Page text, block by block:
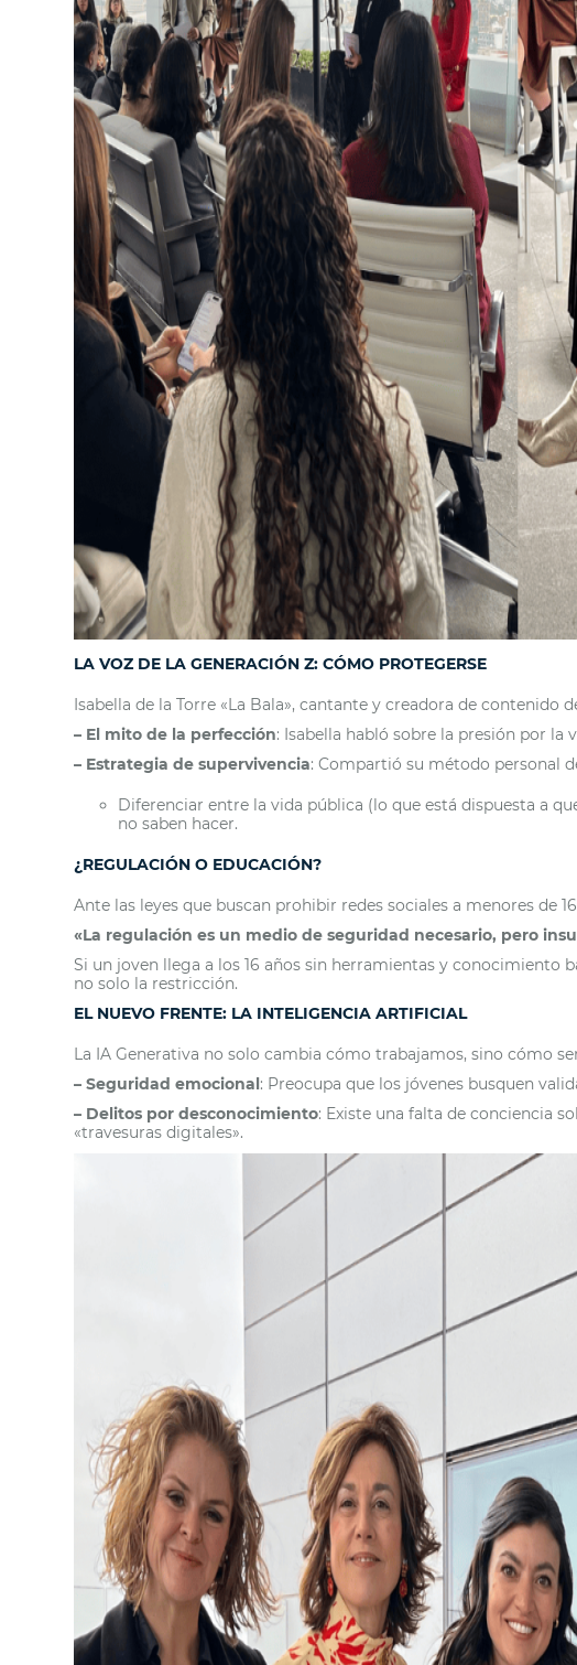
LA VOZ DE LA GENERACIÓN Z: CÓMO PROTEGERSE
Isabella de la Torre «La Bala», cantante y creadora de
– El mito de la perfección: Isabella habló sobre la presión por la
– Estrategia de supervivencia: Compartió su método personal
Diferenciar entre la vida pública (lo que está dispuesta a
no saben hacer.
¿REGULACIÓN O EDUCACIÓN?
Ante las leyes que buscan prohibir redes sociales a menores de
«La regulación es un medio de seguridad necesario, pero
Si un joven llega a los 16 años sin herramientas y conocimiento
no solo la restricción.
EL NUEVO FRENTE: LA INTELIGENCIA ARTIFICIAL
La IA Generativa no solo cambia cómo trabajamos, sino cómo
– Seguridad emocional: Preocupa que los jóvenes busquen
– Delitos por desconocimiento: Existe una falta de conciencia
«travesuras digitales».